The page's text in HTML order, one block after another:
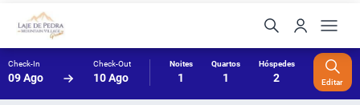
Check-In
09 Ago
Check-Out
10 Ago
Noites
1
Quartos
1
Hóspedes
2 Editar